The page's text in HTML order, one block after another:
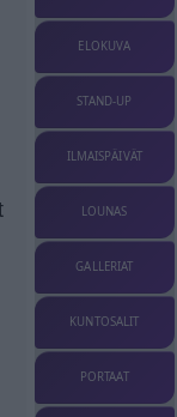
ELOKUVA
STAND-UP
ILMAISPÄIVÄT
LOUNAS
GALLERIAT
KUNTOSALIT
PORTAAT